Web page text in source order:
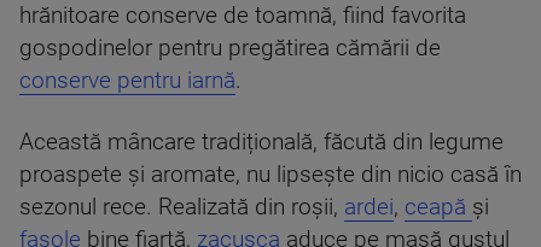
hrănitoare conserve de toamnă, fiind favorita
gospodinelor pentru pregătirea cămării de
conserve pentru iarnă.
Această mâncare tradițională, făcută din legume
proaspete și aromate, nu lipsește din nicio casă în
sezonul rece. Realizată din roșii, ardei, ceapă și
fasole bine fiartă, zacusca aduce pe masă gustul